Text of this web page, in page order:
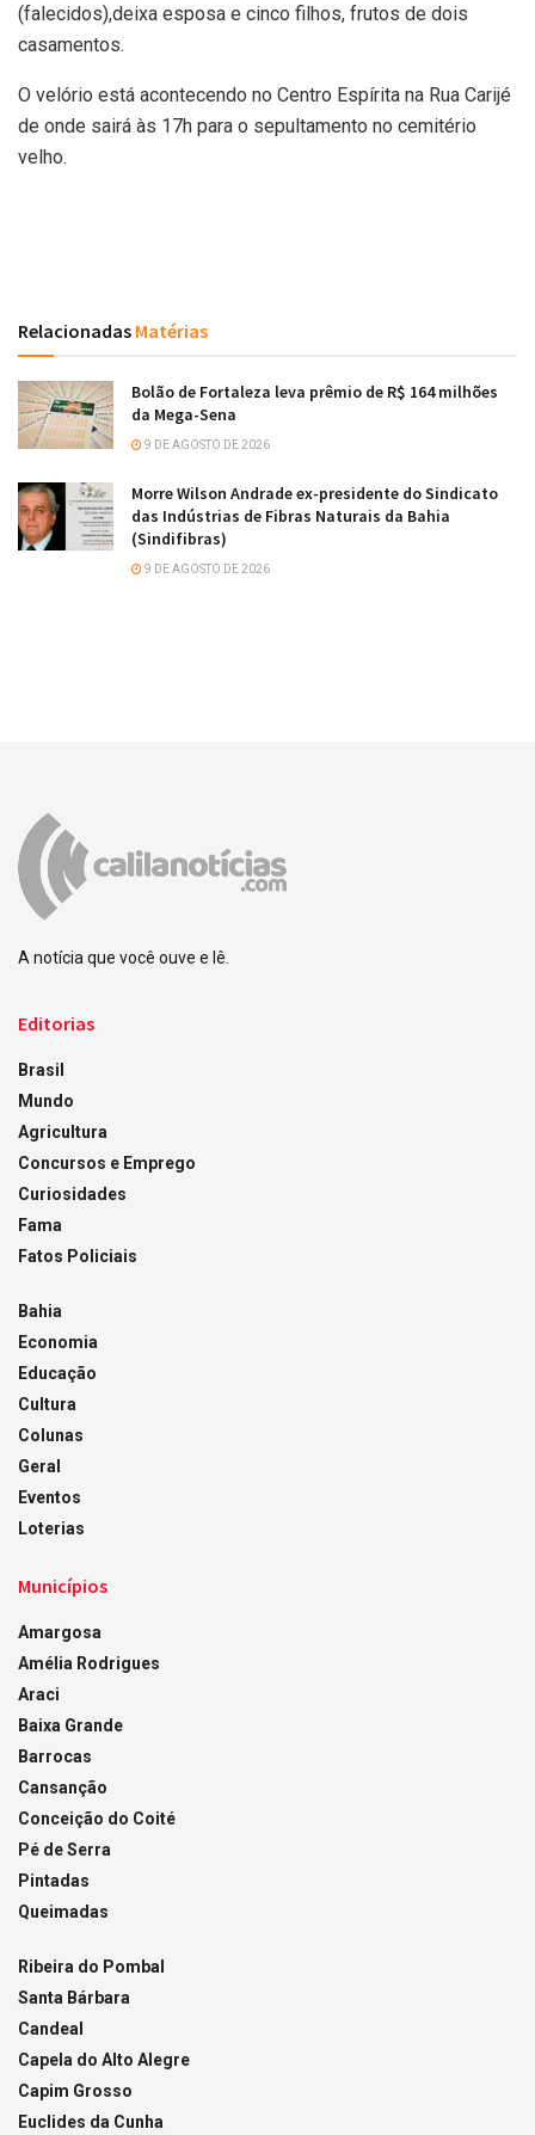
(falecidos),deixa esposa e cinco filhos, frutos de dois
casamentos.
O velório está acontecendo no Centro Espírita na Rua Carijé
de onde sairá às 17h para o sepultamento no cemitério
velho.
Relacionadas Matérias
Bolão de Fortaleza leva prêmio de R$ 164 milhões
da Mega-Sena
9 DE AGOSTO DE 2026
Morre Wilson Andrade ex-presidente do Sindicato
das Indústrias de Fibras Naturais da Bahia
(Sindifibras)
9 DE AGOSTO DE 2026
A notícia que você ouve e lê.
Editorias
Brasil
Mundo
Agricultura
Concursos e Emprego
Curiosidades
Fama
Fatos Policiais
Bahia
Economia
Educação
Cultura
Colunas
Geral
Eventos
Loterias
Municípios
Amargosa
Amélia Rodrigues
Araci
Baixa Grande
Barrocas
Cansanção
Conceição do Coité
Pé de Serra
Pintadas
Queimadas
Ribeira do Pombal
Santa Bárbara
Candeal
Capela do Alto Alegre
Capim Grosso
Euclides da Cunha